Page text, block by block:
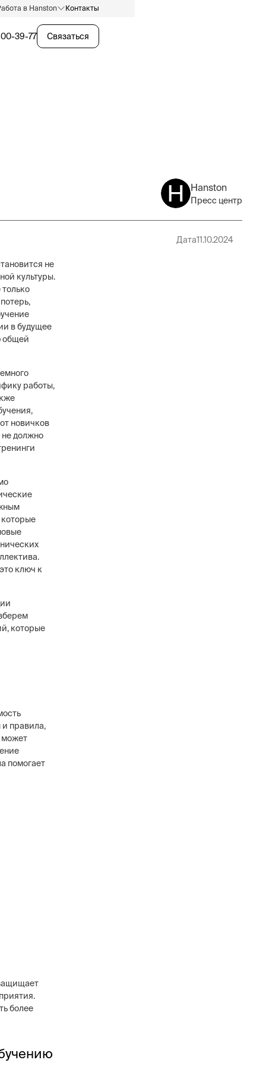
в Hanston Контакты
39-77 Связаться
уровня, 12
охранных
Hanston
Пресс центр
Дата11.10.2024
не
культуры.
в будущее
общей
работы,
новичков
не должно
ключ к
которые
правила,
может
помогает
более